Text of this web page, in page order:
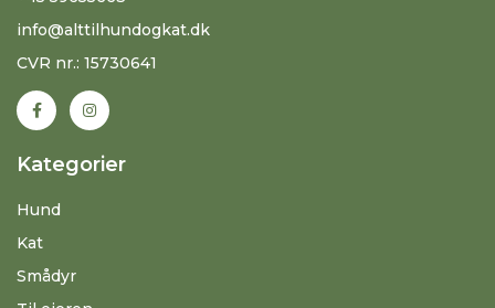
info@alttilhundogkat.dk
CVR nr.: 15730641
Kategorier
Hund
Kat
Smådyr